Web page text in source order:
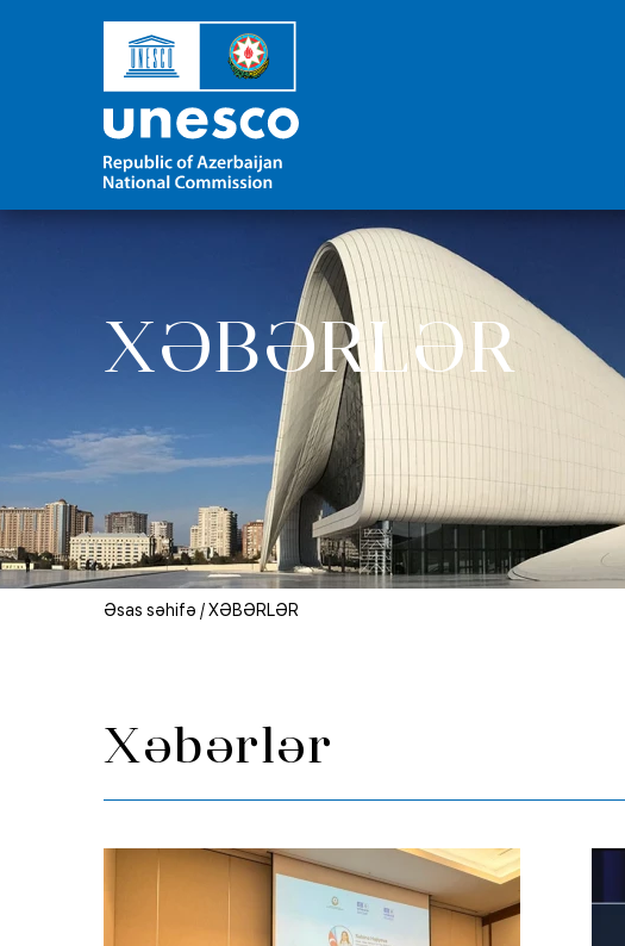
XƏBƏRLƏR
Əsas səhifə /XƏBƏRLƏR
Xəbərlər